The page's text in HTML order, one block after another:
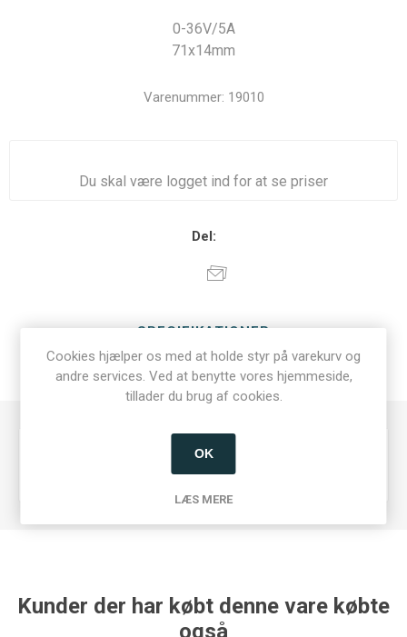
0-36V/5A
71x14mm
Varenummer: 19010
Du skal være logget ind for at se priser
Del:
SPECIFIKATIONER
KONTAKT OS
Kunder der har købt denne vare købte
også
Cookies hjælper os med at holde styr på varekurv og
andre services. Ved at benytte vores hjemmeside,
tillader du brug af cookies.
OK
LÆS MERE